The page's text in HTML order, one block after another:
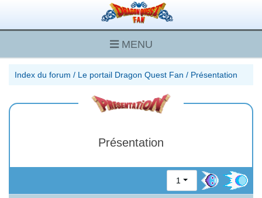
MENU
Index du forum / Le portail Dragon Quest Fan / Présentation
Présentation
1